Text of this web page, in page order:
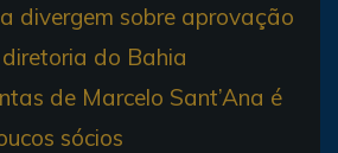
divergem sobre aprovação
do Bahia
de Marcelo Sant’Ana é
sócios